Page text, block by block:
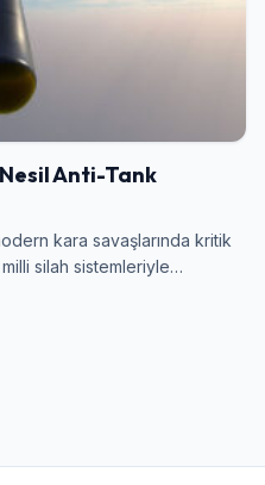
Anti-Tank
kara savaşlarında kritik
silah sistemleriyle…